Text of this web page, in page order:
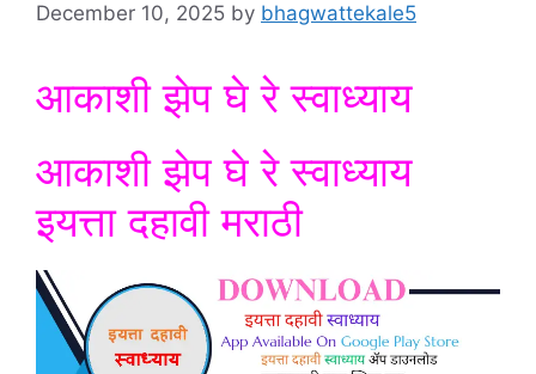
December 10, 2025 by bhagwattekale5
आकाशी झेप घे रे स्वाध्याय
आकाशी झेप घे रे स्वाध्याय
इयत्ता दहावी मराठी